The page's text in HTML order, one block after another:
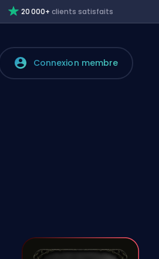
20 000+clients satisfaits
Connexion membre